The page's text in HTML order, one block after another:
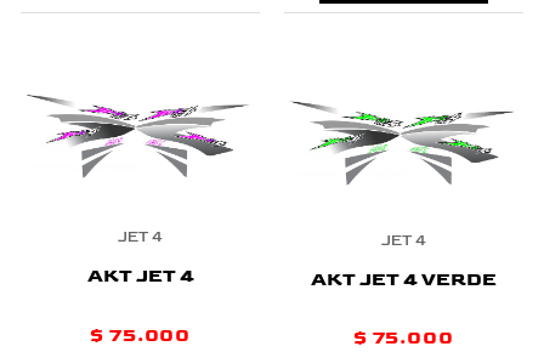
JET 4
AKT JET 4
$ 75.000
JET 4
AKT JET 4 VERDE
$ 75.000